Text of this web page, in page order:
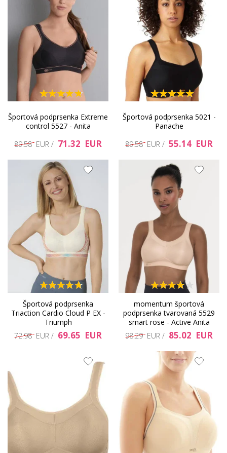
Športová podprsenka Extreme
control 5527 - Anita
89.58 EUR / 71.32 EUR
Športová podprsenka 5021 -
Panache
89.58 EUR / 55.14 EUR
Športová podprsenka
Triaction Cardio Cloud P EX -
Triumph
72.98 EUR / 69.65 EUR
momentum športová
podprsenka tvarovaná 5529
smart rose - Active Anita
98.29 EUR / 85.02 EUR